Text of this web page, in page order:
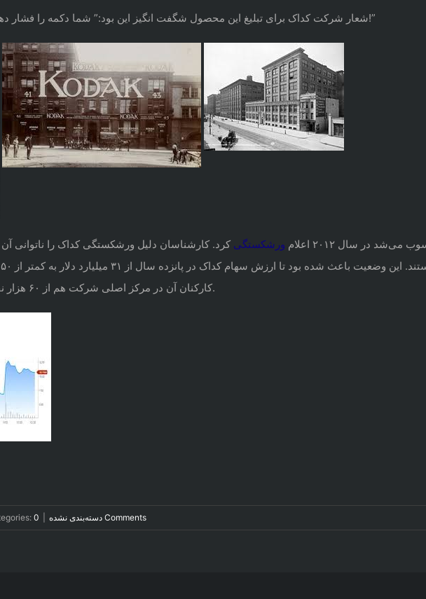
شعار شرکت کداک برای تبلیغ این محصول شگفت انگیز این بود:” شما دکمه را فشار دهید، ما بقیه کارها را انجام میدهیم!”
در سال ۲۰۱۲ اعلام ورشکستگی کرد. کارشناسان دلیل ورشکستگی کداک را ناتوانی
کارکنان آن در مرکز اصلی شرکت هم از ۶۰ هزار نفر به هفت هزار نفر تنزل پیدا کند.
دسته‌بندی نشده 0 Comments